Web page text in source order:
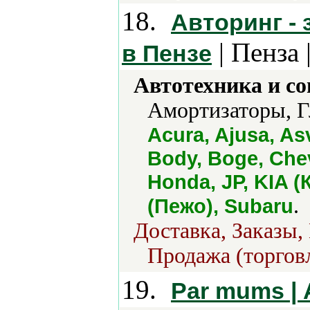
18.
Авторинг -
в Пензе |
Автотехника и
Амортизаторы,
Acura, Ajusa,
Body, Boge,
Honda, JP, KIA
(Пежо), Subaru.
Доставка,
Продажа
19. Par mums |